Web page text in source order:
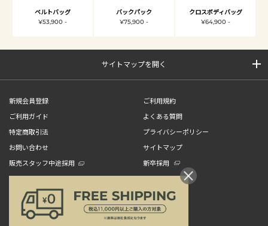
ベルトバッグ
¥53,900 -
バックパック
¥75,900 -
クロスボディバッグ
¥64,900 -
サイトマップを開く
新規会員登録
ご利用規約
ご利用ガイド
よくある質問
特定商取引法
プライバシーポリシー
お問い合わせ
サイトマップ
販売スタッフ中途採用
新卒採用